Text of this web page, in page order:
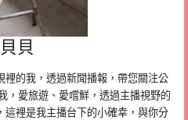
貝
裡的我，透過新聞播報，帶您關注公
，愛旅遊、愛嚐鮮，透過主播視野的
這裡是我主播台下的小確幸，與你分